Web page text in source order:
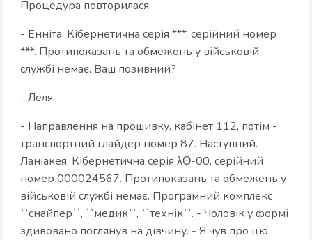
Процедура повторилася:
- Енніта. Кібернетична серія ***, серійний номер
***. Протипоказань та обмежень у військовій
службі немає. Ваш позивний?
- Леля.
- Направлення на прошивку, кабінет 112, потім -
транспортний глайдер номер 87. Наступний.
Ланіакея, Кібернетична серія λΘ-00, серійний
номер 000024567. Протипоказань та обмежень у
військовій службі немає. Програмний комплекс
``снайпер``, ``медик``, ``технік``. - Чоловік у формі
здивовано поглянув на дівчину. - Я чув про цю